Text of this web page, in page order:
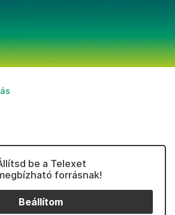
be a Telexet
forrásnak!
Beállítom